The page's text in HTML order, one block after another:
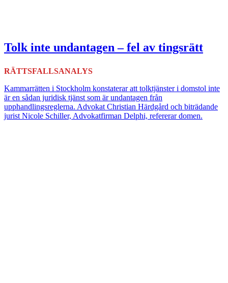
Tolk inte undantagen – fel av tingsrätt
RÄTTSFALLSANALYS
Kammarrätten i Stockholm konstaterar att tolktjänster i domstol inte
är en sådan juridisk tjänst som är undantagen från
upphandlingsreglerna. Advokat Christian Härdgård och biträdande
jurist Nicole Schiller, Advokatfirman Delphi, refererar domen.